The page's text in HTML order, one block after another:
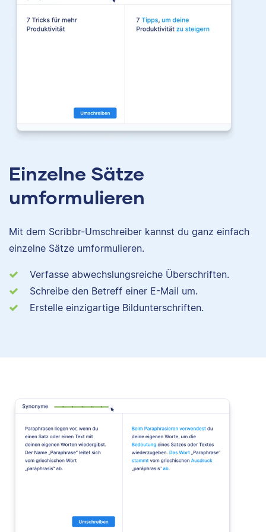
Einzelne Sätze
umformulieren
Mit dem Scribbr-Umschreiber kannst du ganz einfach
einzelne Sätze umformulieren.
Verfasse abwechslungsreiche Überschriften.
Schreibe den Betreff einer E-Mail um.
Erstelle einzigartige Bildunterschriften.